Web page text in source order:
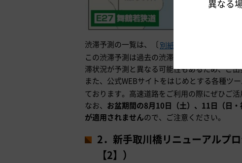
渋滞予測の一覧は、〔別紙-1
この渋滞予測は過去の渋滞実績と最近の交通
滞状況が予測と異なる可能性もあるため、ご
また、公式WEBサイトをはじめとする各種ツ
ております。高速道路をご利用の際にぜひご活
なお、 お盆期間の8月10日（土）、11日（日
が適用されませんので、ご注意ください。
2．新手取川橋リニューアルプ
【2】）
異なる